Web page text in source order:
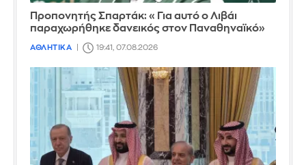
Προπονητής Σπαρτάκ: «Για αυτό ο Λιβάι
παραχωρήθηκε δανεικός στον Παναθηναϊκό»
ΑΘΛΗΤΙΚΑ 19:41, 07.08.2026